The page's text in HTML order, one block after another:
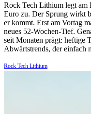
Rock Tech Lithium legt am
Euro zu. Der Sprung wirkt
er kommt. Erst am Vortag
neues 52-Wochen-Tief.
seit Monaten prägt: heftige
Abwärtstrends, der einfach
Rock Tech Lithium